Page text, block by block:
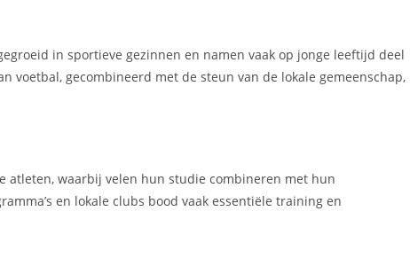
in sportieve gezinnen en namen vaak op jonge leeftijd deel
voetbal, gecombineerd met de steun van de lokale gemeenschap,
atleten, waarbij velen hun studie combineren met hun
en lokale clubs bood vaak essentiële training en